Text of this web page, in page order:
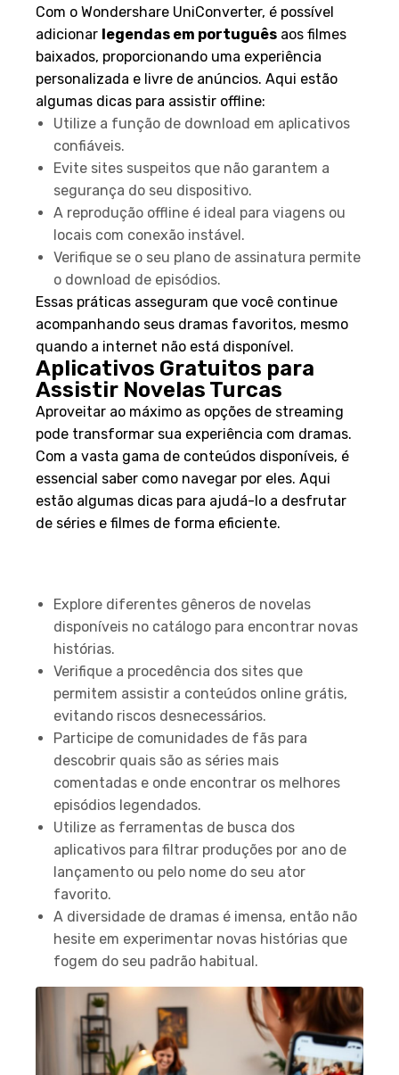
Com o Wondershare UniConverter, é possível
adicionar legendas em português aos filmes
baixados, proporcionando uma experiência
personalizada e livre de anúncios. Aqui estão
algumas dicas para assistir offline:
Utilize a função de download em aplicativos
confiáveis.
Evite sites suspeitos que não garantem a
segurança do seu dispositivo.
A reprodução offline é ideal para viagens ou
locais com conexão instável.
Verifique se o seu plano de assinatura permite
o download de episódios.
Essas práticas asseguram que você continue
acompanhando seus dramas favoritos, mesmo
quando a internet não está disponível.
Aplicativos Gratuitos para
Assistir Novelas Turcas
Aproveitar ao máximo as opções de streaming
pode transformar sua experiência com dramas.
Com a vasta gama de conteúdos disponíveis, é
essencial saber como navegar por eles. Aqui
estão algumas dicas para ajudá-lo a desfrutar
de séries e filmes de forma eficiente.
Explore diferentes gêneros de novelas
disponíveis no catálogo para encontrar novas
histórias.
Verifique a procedência dos sites que
permitem assistir a conteúdos online grátis,
evitando riscos desnecessários.
Participe de comunidades de fãs para
descobrir quais são as séries mais
comentadas e onde encontrar os melhores
episódios legendados.
Utilize as ferramentas de busca dos
aplicativos para filtrar produções por ano de
lançamento ou pelo nome do seu ator
favorito.
A diversidade de dramas é imensa, então não
hesite em experimentar novas histórias que
fogem do seu padrão habitual.